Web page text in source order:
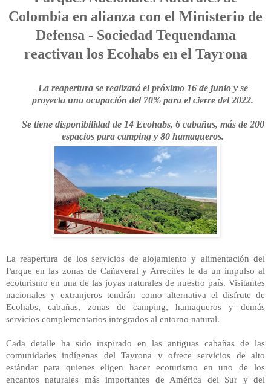
Colombia en alianza con el Ministerio de
Defensa - Sociedad Tequendama
reactivan los Ecohabs en el Tayrona
La reapertura se realizará el próximo 16 de junio y se
proyecta una ocupación del 70% para el cierre del 2022.
Se tiene disponibilidad de 14 Ecohabs, 6 cabañas, más de 200
espacios para camping y 80 hamaqueros.
La reapertura de los servicios de alojamiento y alimentación del
Parque en las zonas de Cañaveral y Arrecifes le da un impulso al
ecoturismo en una de las joyas naturales de nuestro país. Visitantes
nacionales y extranjeros tendrán como alternativa el disfrute de
Ecohabs, cabañas, zonas de camping, hamaqueros y demás
servicios complementarios integrados al entorno natural.
Cada detalle ha sido inspirado en las antiguas cabañas de las
comunidades indígenas del Tayrona y ofrece servicios de alto
estándar para quienes eligen hacer ecoturismo en uno de los
encantos naturales más importantes de América del Sur y del